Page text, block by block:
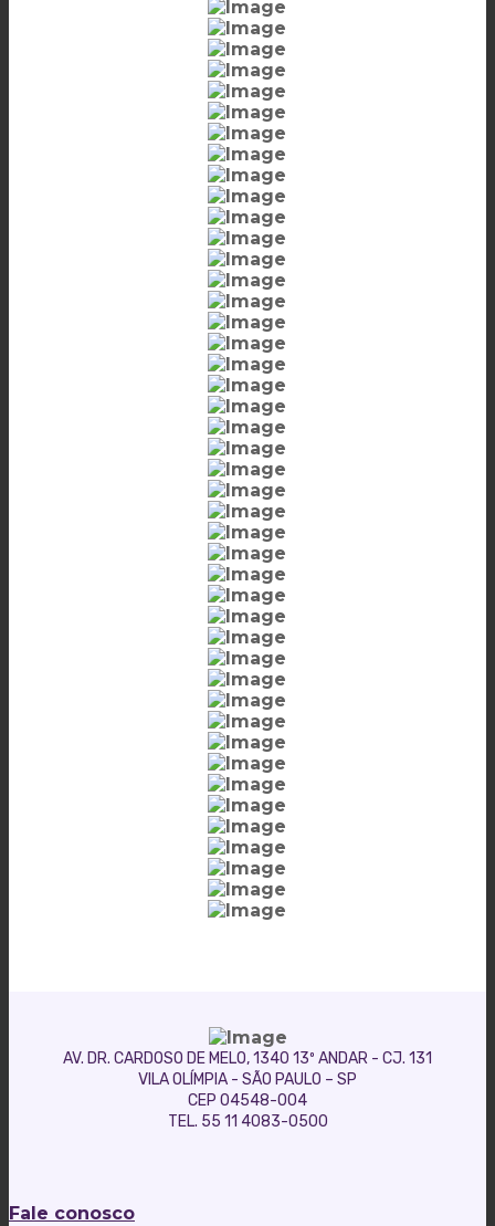
AV. DR. CARDOSO DE MELO, 1340 13º ANDAR - CJ. 131
VILA OLÍMPIA - SÃO PAULO – SP
CEP 04548-004
TEL. 55 11 4083-0500
Fale conosco